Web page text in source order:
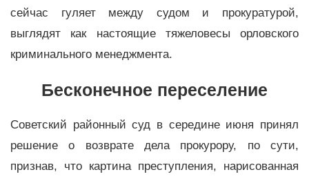
сейчас гуляет между судом и прокуратурой,
выглядят как настоящие тяжеловесы орловского
криминального менеджмента.
Бесконечное переселение
Советский районный суд в середине июня принял
решение о возврате дела прокурору, по сути,
признав, что картина преступления, нарисованная